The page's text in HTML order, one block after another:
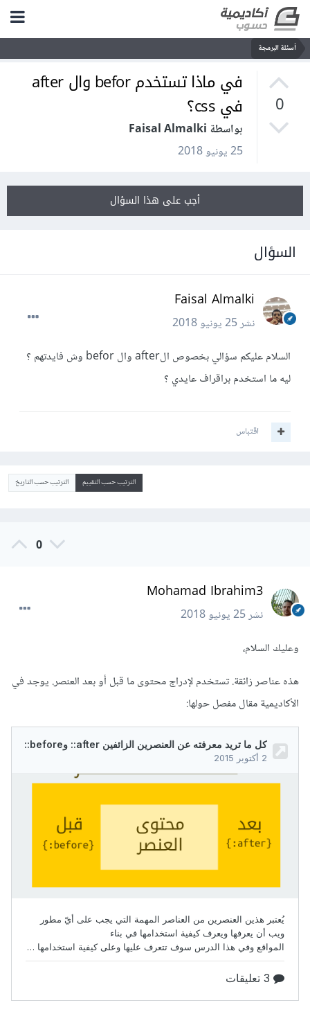
أسئلة البرمجة
0
في ماذا تستخدم befor وال after
في css؟
بواسطة Faisal Almalki
25 يونيو 2018
أجب على هذا السؤال
السؤال
Faisal Almalki
نشر25 يونيو 2018
السلام عليكم سؤالي بخصوص الafter وال befor وش فايدتهم ؟
ليه ما استخدم براقراف عايدي ؟
اقتباس
الترتيب حسب التقييم الترتيب حسب التاريخ
0
Mohamad Ibrahim3
نشر25 يونيو 2018
وعليك السلام،
هذه عناصر زائقة. تستخدم لإدراج محتوى ما قبل أو بعد العنصر. يوجد في
الأكاديمية مقال مفصل حولها: